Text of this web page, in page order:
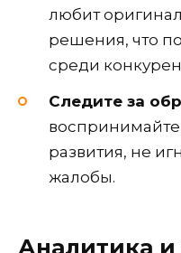
любит
решения, что
среди
Следите за
воспринимайте
развития, не
жалобы.
Аналитика